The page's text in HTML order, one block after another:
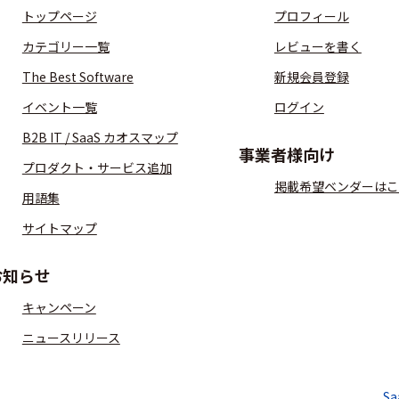
トップページ
カテゴリー一覧
The Best Software
イベント一覧
B2B IT / SaaS カオスマップ
プロダクト・サービス追加
用語集
サイトマップ
らせ
キャンペーン
ニュースリリース
プロフィール
レビューを書く
新規会員登録
ログイン
事業者様向け
掲載希望ベンダーは